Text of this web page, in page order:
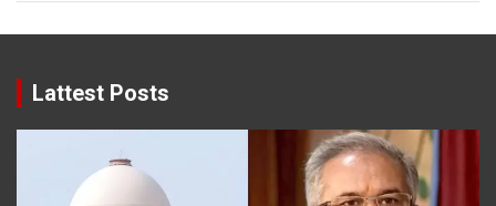
Lattest Posts